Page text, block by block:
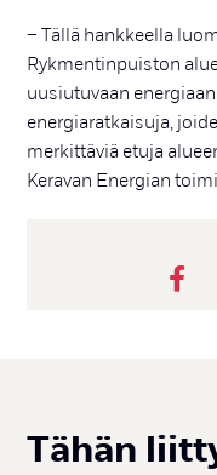
– Tällä hankkeella
Rykmentinpuiston
uusiutuvaan
energiaratkaisuja,
merkittäviä etuja
Keravan Energian
Tä­hän